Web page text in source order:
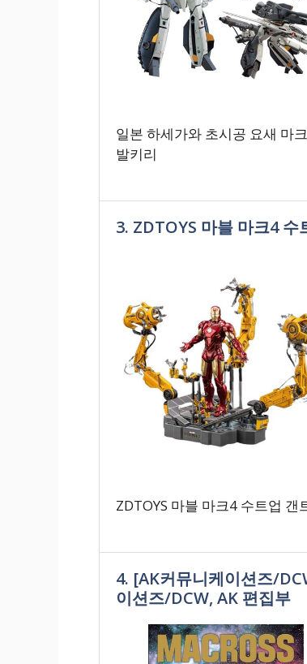
일본 하세가와 초시공 요새 마
발키리
3. ZDTOYS 마블 마크4
ZDTOYS 마블 마크4 수트업 갠
4. [AK커뮤니케이션즈/
이션즈/DCW, AK 편집부